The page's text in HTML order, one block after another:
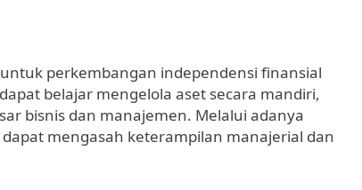
perkembangan independensi finansial
belajar mengelola aset secara mandiri,
bisnis dan manajemen. Melalui adanya
mengasah keterampilan manajerial dan